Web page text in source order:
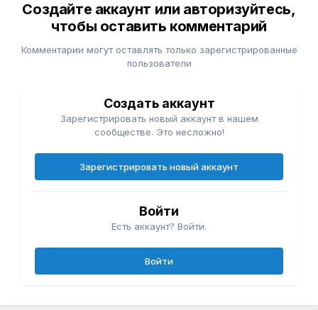
Создайте аккаунт или авторизуйтесь,
чтобы оставить комментарий
Комментарии могут оставлять только зарегистрированные
пользователи
Создать аккаунт
Зарегистрировать новый аккаунт в нашем
сообществе. Это несложно!
Зарегистрировать новый аккаунт
Войти
Есть аккаунт? Войти.
Войти